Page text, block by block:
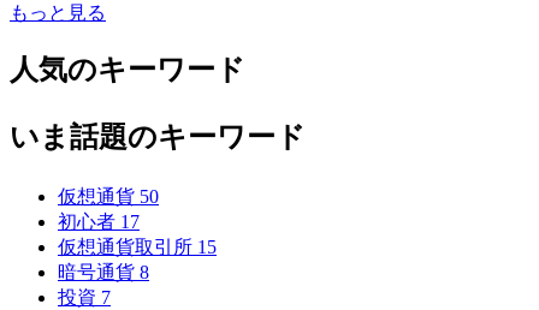
もっと見る
人気のキーワード
いま話題のキーワード
仮想通貨 50
初心者 17
仮想通貨取引所 15
暗号通貨 8
投資 7